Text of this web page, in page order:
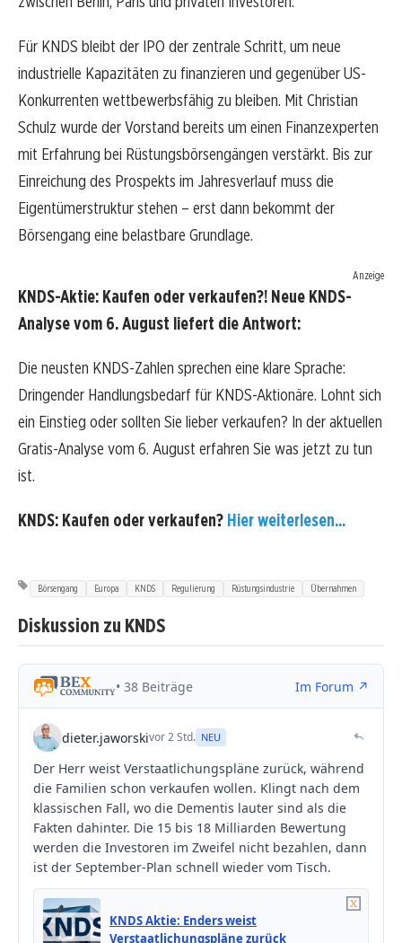
Für KNDS bleibt der IPO der zentrale Schritt, um neue
industrielle Kapazitäten zu finanzieren und gegenüber US-
Konkurrenten wettbewerbsfähig zu bleiben. Mit Christian
Schulz wurde der Vorstand bereits um einen Finanzexperten
mit Erfahrung bei Rüstungsbörsengängen verstärkt. Bis zur
Einreichung des Prospekts im Jahresverlauf muss die
Eigentümerstruktur stehen – erst dann bekommt der
Börsengang eine belastbare Grundlage.
Anzeige
KNDS-Aktie: Kaufen oder verkaufen?! Neue KNDS-
Analyse vom 6. August liefert die Antwort:
Die neusten KNDS-Zahlen sprechen eine klare Sprache:
Dringender Handlungsbedarf für KNDS-Aktionäre. Lohnt sich
ein Einstieg oder sollten Sie lieber verkaufen? In der aktuellen
Gratis-Analyse vom 6. August erfahren Sie was jetzt zu tun
ist.
KNDS: Kaufen oder verkaufen? Hier weiterlesen...
Börsengang Europa KNDS Regulierung Rüstungsindustrie Übernahmen
Diskussion zu KNDS